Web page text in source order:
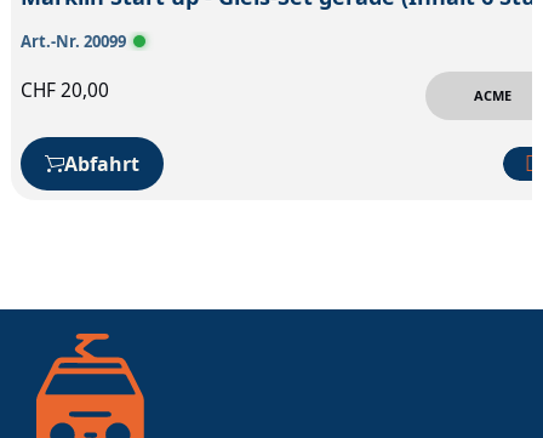
Art.-Nr. 20099
CHF20,00 ACME
Abfahrt